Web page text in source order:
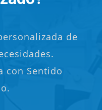
de
con Sentido